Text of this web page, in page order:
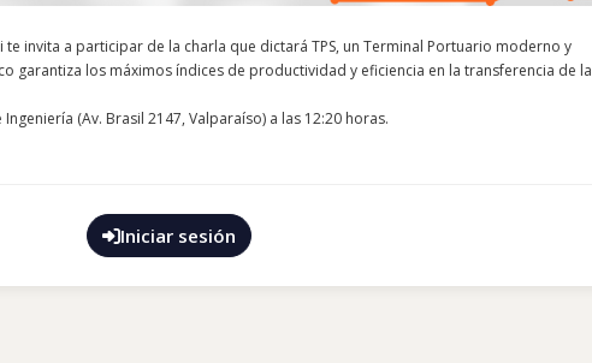
invita a participar de la charla que dictará TPS, un Terminal Portuario moderno y
garantiza los máximos índices de productividad y eficiencia en la transferencia de la
(Av. Brasil 2147, Valparaíso) a las 12:20 horas.
Iniciar sesión